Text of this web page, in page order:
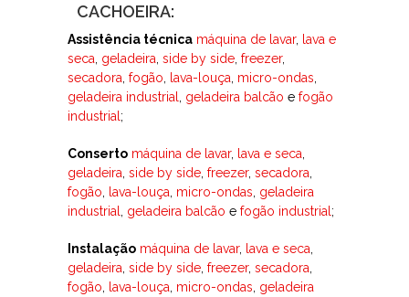
CACHOEIRA:
Assistência técnica máquina de lavar,
lava e
seca geladeira side by side freezer,
secadora fogão lava-louça micro-ondas
geladeira industrial
geladeira balcão e fogão
industrial ;
Conserto máquina de lavar, lava e seca
geladeira side by side freezer, secadora
fogão
lava-louça micro-ondas geladeira
industrial
geladeira balcão e fogão industrial ;
Instalação máquina de lavar, lava e seca
geladeira side by side freezer, secadora
fogão
lava-louça micro-ondas geladeira